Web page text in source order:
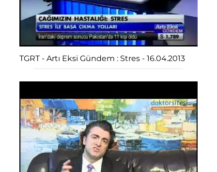
TGRT - Artı Eksi Gündem : Stres - 16.04.2013